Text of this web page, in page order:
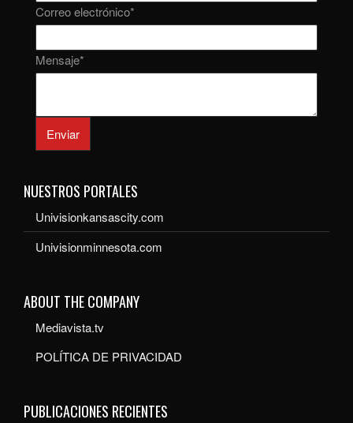
Correo electrónico*
Mensaje*
Enviar
NUESTROS PORTALES
Univisionkansascity.com
Univisionminnesota.com
ABOUT THE COMPANY
Mediavista.tv
POLÍTICA DE PRIVACIDAD
PUBLICACIONES RECIENTES